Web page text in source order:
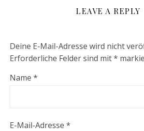
LEAVE A REPLY
Deine E-Mail-Adresse wird nicht
Erforderliche Felder sind mit*
Name *
E-Mail-Adresse *